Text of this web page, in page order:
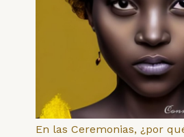
En las Ceremonias, ¿por